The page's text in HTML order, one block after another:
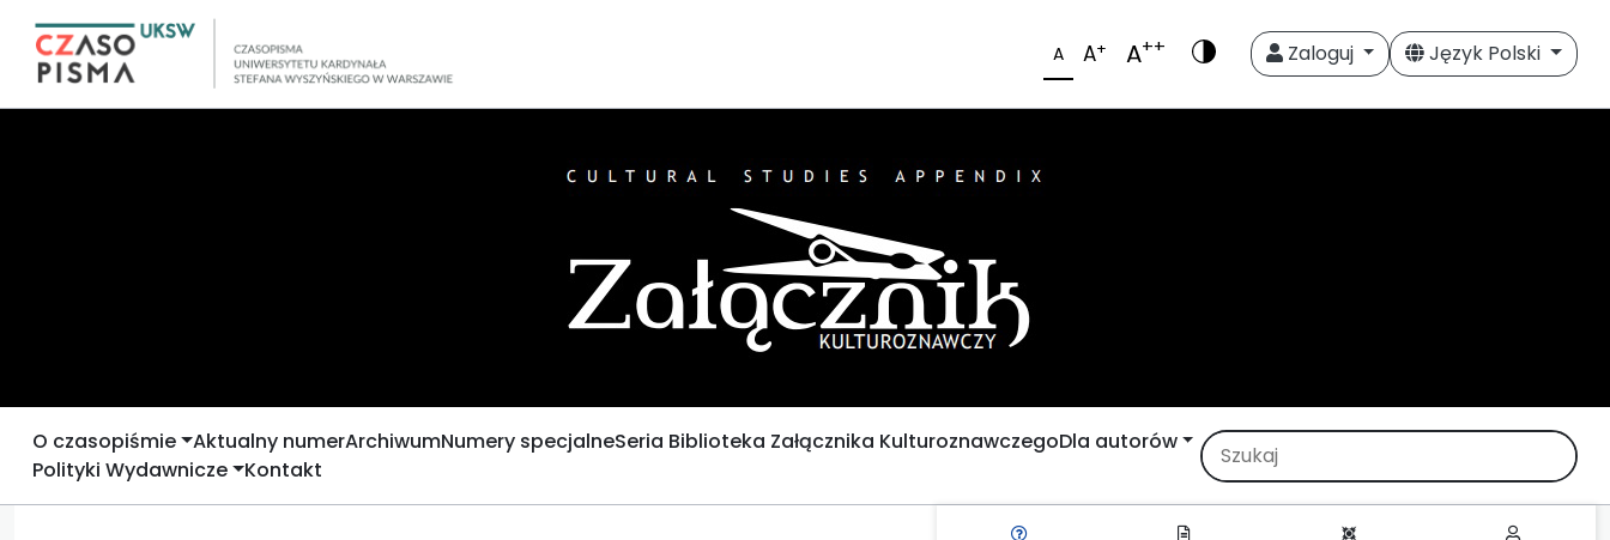
A A+ A++ Zaloguj Język Polski
O czasopiśmie Aktualny numerArchiwumNumery specjalneSeria Biblioteka Załącznika KulturoznawczegoDla autorów
Polityki Wydawnicze Kontakt